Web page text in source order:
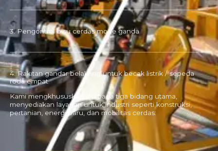
3. Pengontrol bisu cerdas mode ganda
4. Rakitan gandar belakang untuk becak listrik / sepeda
roda empat
Kami mengkhususkan diri pada tiga bidang utama,
menyediakan layanan untuk industri seperti konstruksi,
pertanian, energi baru, dan mobilitas cerdas: